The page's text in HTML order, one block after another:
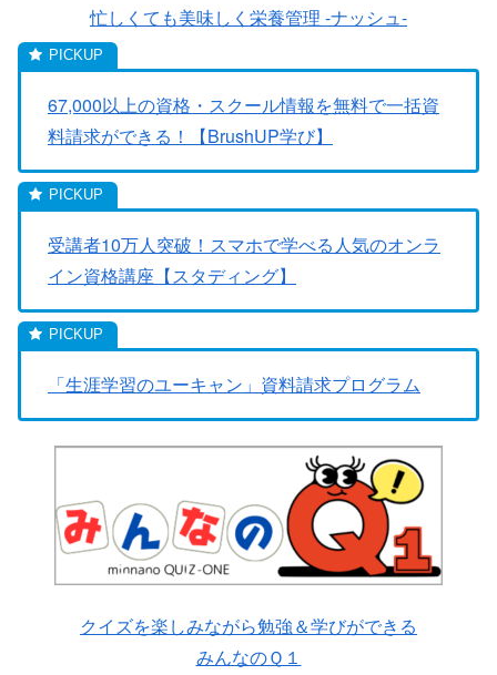
忙しくても美味しく栄養管理 -ナッシュ-
67,000以上の資格・スクール情報を無料で一括資
料請求ができる！【BrushUP学び】
受講者10万人突破！スマホで学べる人気のオンラ
イン資格講座【スタディング】
「生涯学習のユーキャン」資料請求プログラム
クイズを楽しみながら勉強＆学びができる
みんなのＱ１